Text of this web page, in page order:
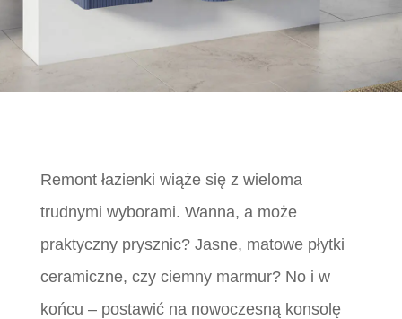
Remont łazienki wiąże się z wieloma
trudnymi wyborami. Wanna, a może
praktyczny prysznic? Jasne, matowe płytki
ceramiczne, czy ciemny marmur? No i w
końcu – postawić na nowoczesną konsolę